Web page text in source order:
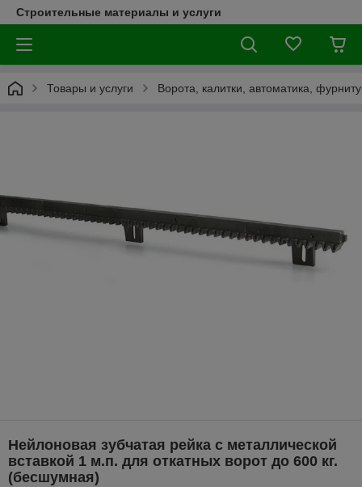
Строительные материалы и услуги
Товары и услуги Ворота, калитки, автоматика,
Нейлоновая зубчатая рейка с металлической
вставкой 1 м.п. для откатных ворот до 600 кг.
(бесшумная)